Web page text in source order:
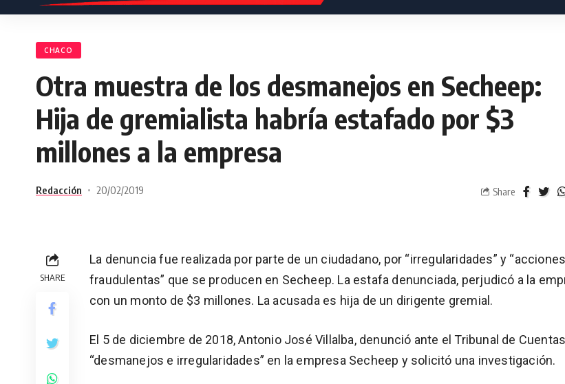
CHACO
Otra muestra de los desmanejos en Secheep:
Hija de gremialista habría estafado por $3
millones a la empresa
Redacción 20/02/2019 Share
SHARE
La denuncia fue realizada por parte de un ciudadano, por “irregularidades” y “acciones
fraudulentas” que se producen en Secheep. La estafa denunciada, perjudicó a la
con un monto de $3 millones. La acusada es hija de un dirigente gremial.
El 5 de diciembre de 2018, Antonio José Villalba, denunció ante el Tribunal de
“desmanejos e irregularidades” en la empresa Secheep y solicitó una investigación.